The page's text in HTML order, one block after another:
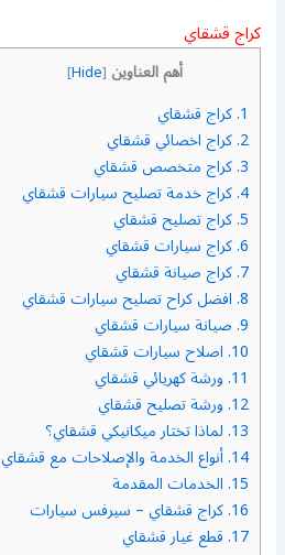
كراج قشقاي
أهم العناوين [
Hide
]
1. كراج قشقاي
2. كراج اخصائي قشقاي
3. كراج متخصص قشقاي
4. كراج خدمة تصليح سيارات قشقاي
5. كراج تصليح قشقاي
6. كراج سيارات قشقاي
7. كراج صيانة قشقاي
8. افضل كراح تصليح سيارات قشقاي
9. صيانة سيارات قشقاي
10. اصلاح سيارات قشقاي
11. ورشة كهريائي قشقاي
12. ورشة تصليح قشقاي
13. لماذا تختار ميكانيكي قشقاي؟
14. أنواع الخدمة والإصلاحات مع قشقاي
15. الخدمات المقدمة
16. كراج قشقاي – سيرفس سيارات
17. قطع غيار قشقاي